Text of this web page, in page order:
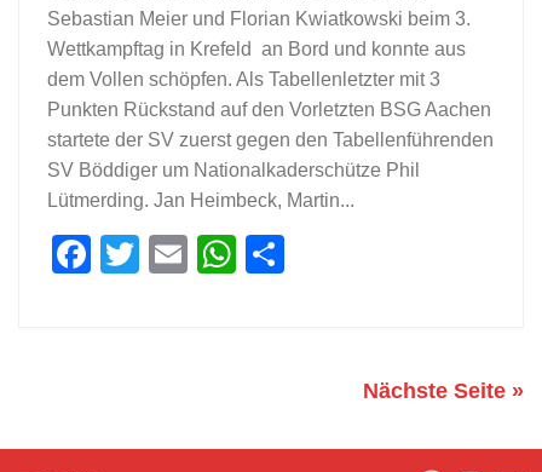
Sebastian Meier und Florian Kwiatkowski beim 3.
Wettkampftag in Krefeld an Bord und konnte aus
dem Vollen schöpfen. Als Tabellenletzter mit 3
Punkten Rückstand auf den Vorletzten BSG Aachen
startete der SV zuerst gegen den Tabellenführenden
SV Böddiger um Nationalkaderschütze Phil
Lütmerding. Jan Heimbeck, Martin...
Facebook
Twitter
EmailWhatsApp
Nächste Seite »